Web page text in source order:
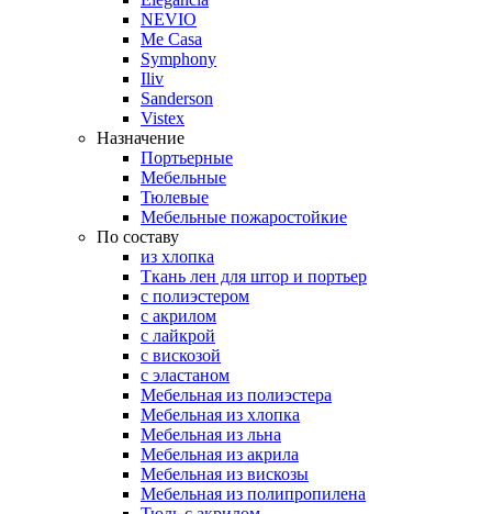
NEVIO
Me Casa
Symphony
Iliv
Sanderson
Vistex
Назначение
Портьерные
Мебельные
Тюлевые
Мебельные пожаростойкие
По составу
из хлопка
Ткань лен для штор и портьер
с полиэстером
с акрилом
с лайкрой
с вискозой
с эластаном
Мебельная из полиэстера
Мебельная из хлопка
Мебельная из льна
Мебельная из акрила
Мебельная из вискозы
Мебельная из полипропилена